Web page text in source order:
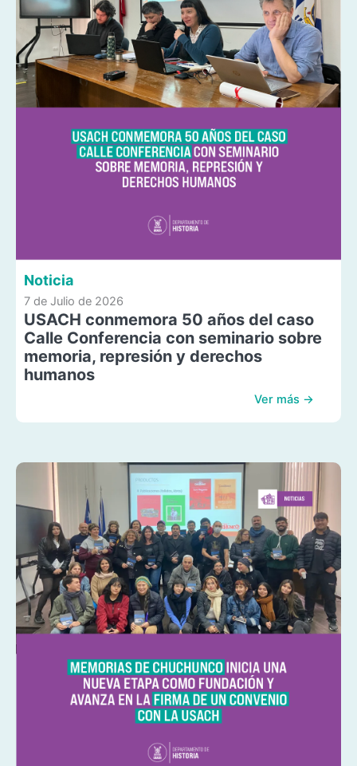
Noticia
7 de Julio de 2026
USACH conmemora 50 años del caso
Calle Conferencia con seminario sobre
memoria, represión y derechos
humanos
Ver más →